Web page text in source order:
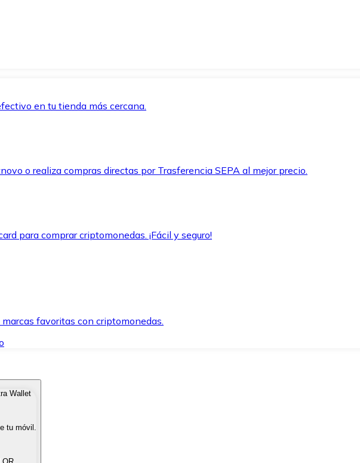
en tu tienda más cercana.
o realiza compras directas por Trasferencia SEPA al mejor precio.
para comprar criptomonedas. ¡Fácil y seguro!
favoritas con criptomonedas.
métodos de pago.
rápida y segura.
Wallet
tu móvil.